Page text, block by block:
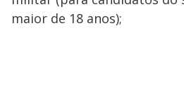
maior de 18 anos);